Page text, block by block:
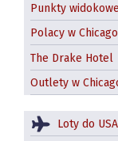
Punkty
Polacy w Chicago
Polskie
Jackowo –
The Drake Hotel
Outlety w
Loty do USA